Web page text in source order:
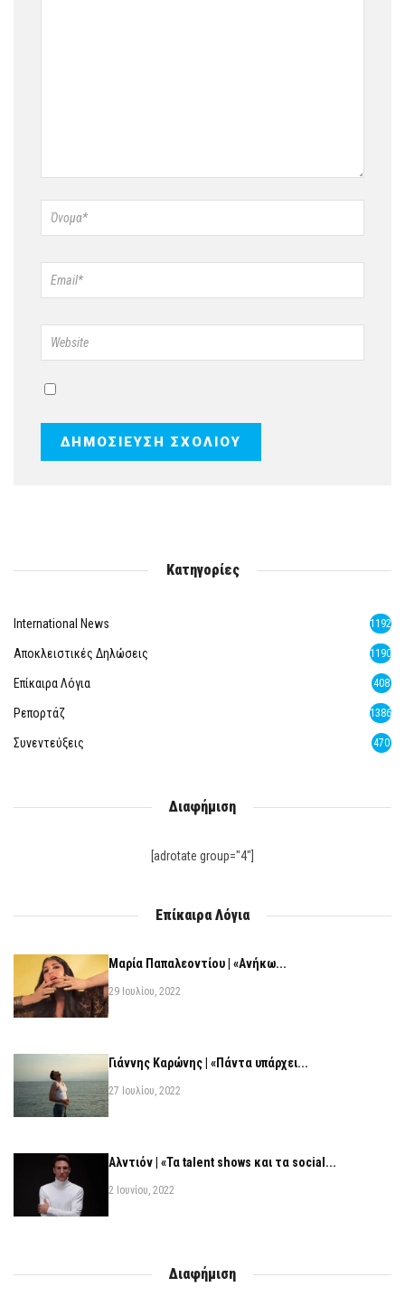
Κατηγορίες
International News 1192
Αποκλειστικές Δηλώσεις 1190
Επίκαιρα Λόγια 408
Ρεπορτάζ 1386
Συνεντεύξεις 470
Διαφήμιση
[adrotate group="4"]
Επίκαιρα Λόγια
Μαρία Παπαλεοντίου | «Ανήκω...
29 Ιουλίου, 2022
Γιάννης Καρώνης | «Πάντα υπάρχει...
27 Ιουλίου, 2022
Αλντιόν | «Τα talent shows και τα social...
2 Ιουνίου, 2022
Διαφήμιση